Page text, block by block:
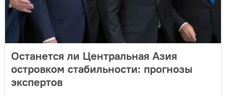
Останется ли Центральная Азия
островком стабильности: прогнозы
экспертов